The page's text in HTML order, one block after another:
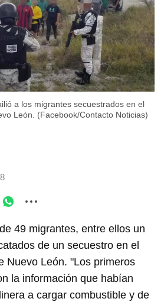
a los migrantes secuestrados en el
León. (Facebook/Contacto Noticias)
49 migrantes, entre ellos un
de un secuestro en el
Nuevo León. "Los primeros
la información que habían
a cargar combustible y de